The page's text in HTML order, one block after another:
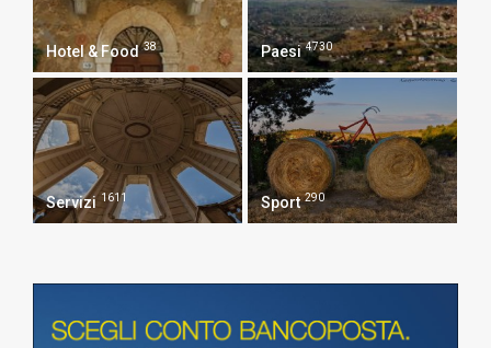
Hotel & Food 38 Paesi 4730
Servizi 1611 Sport 290